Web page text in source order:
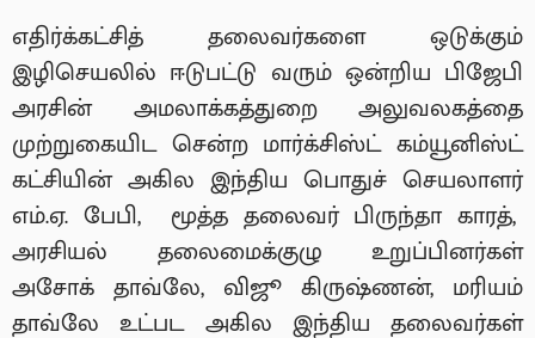
எதிர்க்கட்சித் தலைவர்களை ஒடுக்கும்
இழிசெயலில் ஈடுபட்டு வரும் ஒன்றிய பிஜேபி
அரசின் அமலாக்கத்துறை அலுவலகத்தை
முற்றுகையிட சென்ற மார்க்சிஸ்ட் கம்யூனிஸ்ட்
கட்சியின் அகில இந்திய பொதுச் செயலாளர்
எம்.ஏ. பேபி, மூத்த தலைவர் பிருந்தா காரத்,
அரசியல் தலைமைக்குழு உறுப்பினர்கள்
அசோக் தாவ்லே, விஜூ கிருஷ்ணன், மரியம்
தாவ்லே உட்பட அகில இந்திய தலைவர்கள்